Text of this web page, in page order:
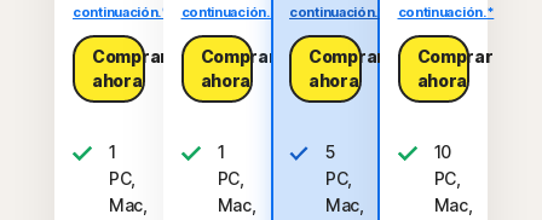
continuación.*
Comprar
ahora
1
PC,
Mac,
continuación.*
Comprar
ahora
1
PC,
Mac,
continuación.*
Comprar
ahora
5
PC,
Mac,
continuación.*
Comprar
ahora
10
PC,
Mac,